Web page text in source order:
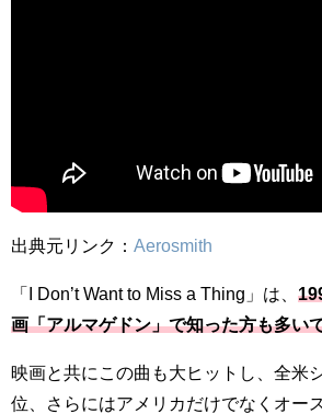
出典元リンク： Aerosmith
「I Don’t Want to Miss a Thing」は、
画「アルマゲドン」で知った方も多い
映画と共にこの曲も大ヒットし、全米
位、さらにはアメリカだけでなくオー